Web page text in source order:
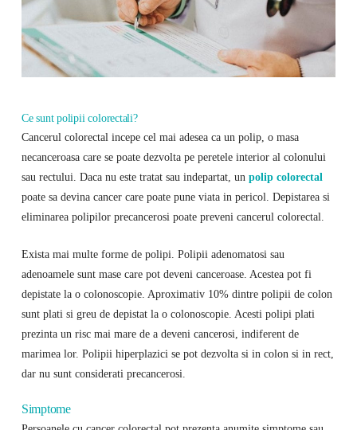
Ce sunt polipii colorectali?
Cancerul colorectal incepe cel mai adesea ca un polip, o masa
necanceroasa care se poate dezvolta pe peretele interior al colonului
sau rectului. Daca nu este tratat sau indepartat, un polip colorectal
poate sa devina cancer care poate pune viata in pericol. Depistarea si
eliminarea polipilor precancerosi poate preveni cancerul colorectal.
Exista mai multe forme de polipi. Polipii adenomatosi sau
adenoamele sunt mase care pot deveni canceroase. Acestea pot fi
depistate la o colonoscopie. Aproximativ 10% dintre polipii de colon
sunt plati si greu de depistat la o colonoscopie. Acesti polipi plati
prezinta un risc mai mare de a deveni cancerosi, indiferent de
marimea lor. Polipii hiperplazici se pot dezvolta si in colon si in rect,
dar nu sunt considerati precancerosi.
Simptome